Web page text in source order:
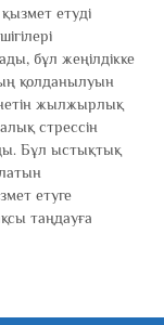
етуді
бұл жеңілдікке
қолданылуын
жылжырлық
стрессін
Бұл ыстықтық
етуге
таңдауға